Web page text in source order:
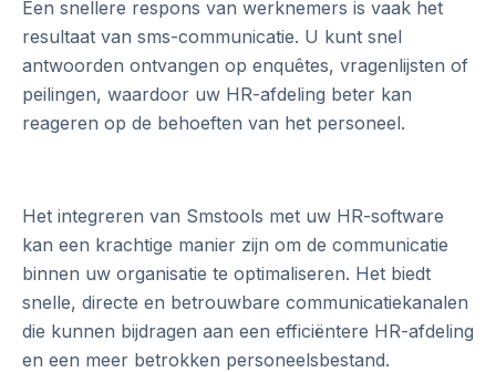
Een snellere respons van werknemers is vaak het
resultaat van sms-communicatie. U kunt snel
antwoorden ontvangen op enquêtes, vragenlijsten of
peilingen, waardoor uw HR-afdeling beter kan
reageren op de behoeften van het personeel.
Het integreren van Smstools met uw HR-software
kan een krachtige manier zijn om de communicatie
binnen uw organisatie te optimaliseren. Het biedt
snelle, directe en betrouwbare communicatiekanalen
die kunnen bijdragen aan een efficiëntere HR-afdeling
en een meer betrokken personeelsbestand.